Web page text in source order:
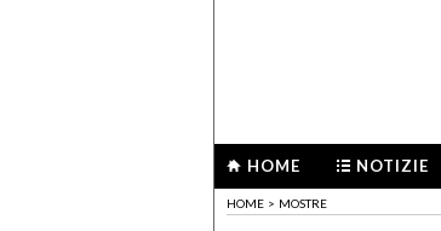
HOME NOTIZIE
HOME > MOSTRE